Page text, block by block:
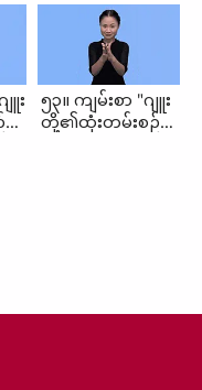
း
ာ
၅၃။ ကျမ်းစာ "ဂျူး
တို့၏ထုံးတမ်းစဉ်လာ